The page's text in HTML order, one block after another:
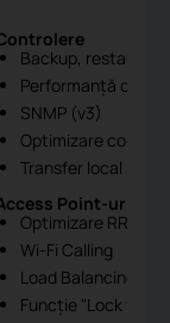
Backup,
Performanță
SNMP (v3)
Optimizare
Transfer local al
Point-uri
Optimizare RRM
Wi-Fi Calling
Load Balancing
Funcție "Lock to